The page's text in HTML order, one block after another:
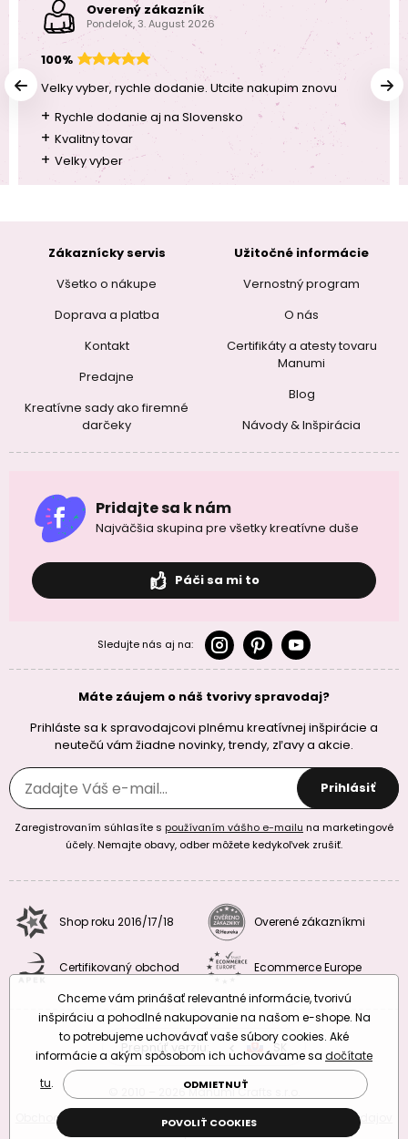
Overený zákazník
Pondelok, 3. August 2026
100%
Velky vyber, rychle dodanie. Utcite nakupim znovu
+ Rychle dodanie aj na Slovensko
+ Kvalitny tovar
+ Velky vyber
Zákaznícky servis
Všetko o nákupe
Doprava a platba
Kontakt
Predajne
Kreatívne sady ako firemné
darčeky
Užitočné informácie
Vernostný program
O nás
Certifikáty a atesty tovaru
Manumi
Blog
Návody & Inšpirácia
Pridajte sa k nám
Najväčšia skupina pre všetky kreatívne duše
Páči sa mi to
Sledujte nás aj na:
Máte záujem o náš tvorivy spravodaj?
Prihláste sa k spravodajcovi plnému kreatívnej inšpirácie a
neutečú vám žiadne novinky, trendy, zľavy a akcie.
Prihlásiť
Zaregistrovaním súhlasíte s používaním vášho e-mailu na marketingové
účely. Nemajte obavy, odber môžete kedykoľvek zrušiť.
Shop roku 2016/17/18 Overené zákazníkmi
Certifikovaný obchod Ecommerce Europe
Prepnúť verziu: CZSK
© 2010 – 2026 Manumi Crafts s.r.o.
Obchodné podmienky
Podmienky ochrany osobných údajov
Chceme vám prinášať relevantné informácie, tvorivú
inšpiráciu a pohodlné nakupovanie na našom e-shope. Na
to potrebujeme uchovávať vaše súbory cookies. Aké
informácie a akým spôsobom ich uchovávame sa dočítate
tu. ODMIETNUŤ
POVOLIŤ COOKIES